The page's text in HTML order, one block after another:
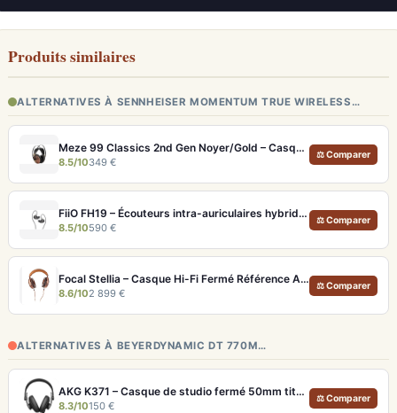
Produits similaires
ALTERNATIVES À SENNHEISER MOMENTUM TRUE WIRELESS…
Meze 99 Classics 2nd Gen Noyer/Gold – Casque Hi-Fi bois artisanal et son balancé
8.5/10349 €
⚖ Comparer
FiiO FH19 – Écouteurs intra-auriculaires hybrides 8 drivers avec filtres interchangeables
8.5/10590 €
⚖ Comparer
Focal Stellia – Casque Hi-Fi Fermé Référence Audiophile Portable
8.6/102 899 €
⚖ Comparer
ALTERNATIVES À BEYERDYNAMIC DT 770M…
AKG K371 – Casque de studio fermé 50mm titane, réponse 5Hz-50kHz
8.3/10150 €
⚖ Comparer